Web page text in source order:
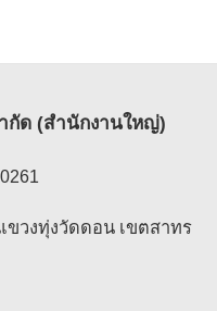
กัด (สำนักงานใหญ่)
ขวงทุ่งวัดดอน เขตสาทร